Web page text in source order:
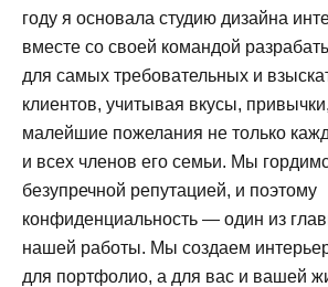
году я основала студию дизайна
вместе со своей командой
для самых требовательных и
клиентов, учитывая вкусы,
малейшие пожелания не только
и всех членов его семьи. Мы
безупречной репутацией, и поэтому
конфиденциальность — один из
нашей работы. Мы создаем
для портфолио, а для вас и вашей